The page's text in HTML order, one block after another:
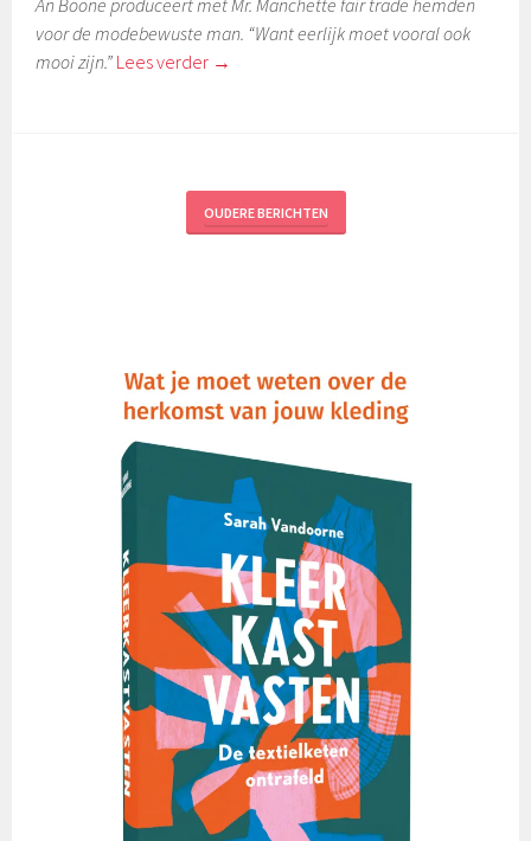
An Boone produceert met Mr. Manchette fair trade hemden
voor de modebewuste man. “Want eerlijk moet vooral ook
mooi zijn.” Lees verder →
OUDERE BERICHTEN